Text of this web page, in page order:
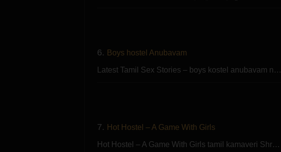
6. Boys hostel Anubavam
Latest Tamil Sex Stories – boys kostel anubavam n…
7. Hot Hostel – A Game With Girls
Hot Hostel – A Game With Girls tamil kamaveri Shr…